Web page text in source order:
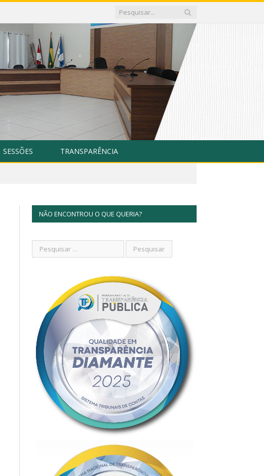
SESSÕES TRANSPARÊNCIA
NÃO ENCONTROU O QUE QUERIA?